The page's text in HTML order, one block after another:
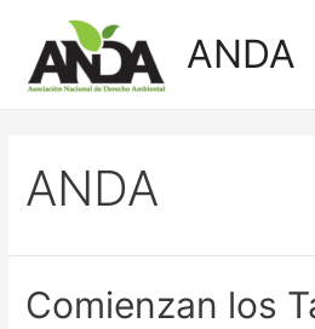
content
ANDA
ANDA
Comienzan los